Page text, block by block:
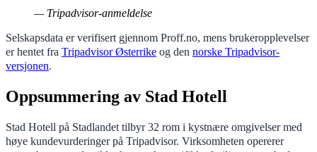
— Tripadvisor-anmeldelse
Selskapsdata er verifisert gjennom Proff.no, mens brukeropplevelser
er hentet fra Tripadvisor Østerrike og den norske Tripadvisor-
versjonen.
Oppsummering av Stad Hotell
Stad Hotell på Stadlandet tilbyr 32 rom i kystnære omgivelser med
høye kundevurderinger på Tripadvisor. Virksomheten opererer